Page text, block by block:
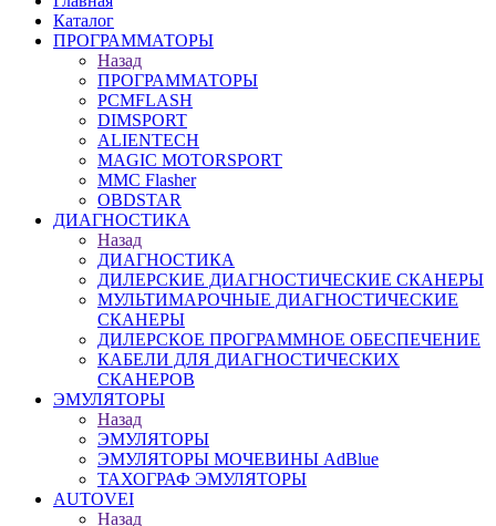
Каталог
ПРОГРАММАТОРЫ
Назад
ПРОГРАММАТОРЫ
PCMFLASH
DIMSPORT
ALIENTECH
MAGIC MOTORSPORT
MMC Flasher
OBDSTAR
ДИАГНОСТИКА
Назад
ДИАГНОСТИКА
ДИЛЕРСКИЕ ДИАГНОСТИЧЕСКИЕ СКАНЕРЫ
МУЛЬТИМАРОЧНЫЕ ДИАГНОСТИЧЕСКИЕ
СКАНЕРЫ
ДИЛЕРСКОЕ ПРОГРАММНОЕ ОБЕСПЕЧЕНИЕ
КАБЕЛИ ДЛЯ ДИАГНОСТИЧЕСКИХ
СКАНЕРОВ
ЭМУЛЯТОРЫ
Назад
ЭМУЛЯТОРЫ
ЭМУЛЯТОРЫ МОЧЕВИНЫ АdBlue
ТАХОГРАФ ЭМУЛЯТОРЫ
AUTOVEI
Назад